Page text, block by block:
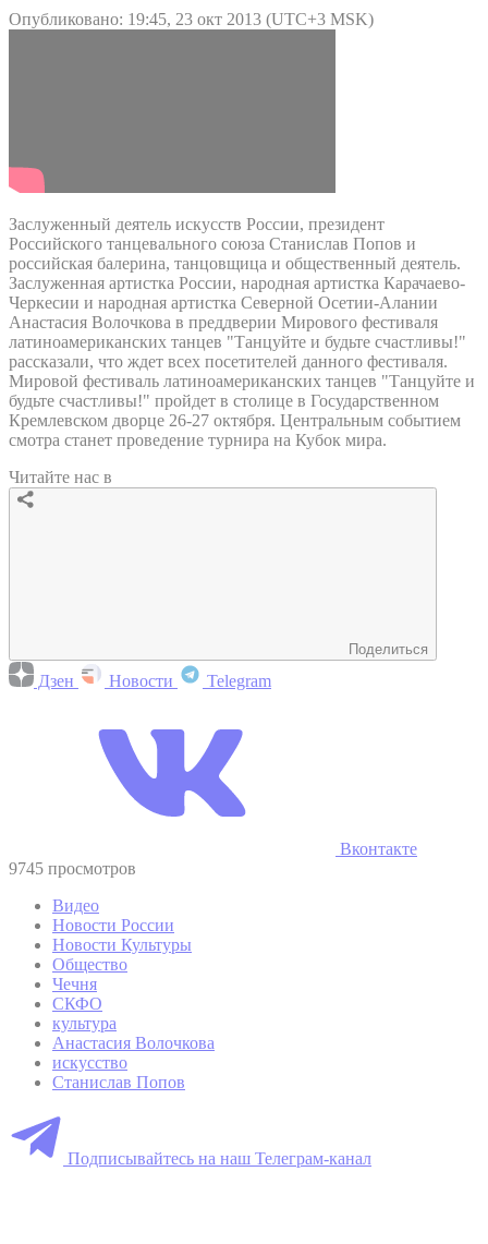
Опубликовано: 19:45, 23 окт 2013 (UTC+3 MSK)
Заслуженный деятель искусств России, президент
Российского танцевального союза Станислав Попов и
российская балерина, танцовщица и общественный деятель.
Заслуженная артистка России, народная артистка Карачаево-
Черкесии и народная артистка Северной Осетии-Алании
Анастасия Волочкова в преддверии Мирового фестиваля
латиноамериканских танцев "Танцуйте и будьте счастливы!"
рассказали, что ждет всех посетителей данного фестиваля.
Мировой фестиваль латиноамериканских танцев "Танцуйте и
будьте счастливы!" пройдет в столице в Государственном
Кремлевском дворце 26-27 октября. Центральным событием
смотра станет проведение турнира на Кубок мира.
Читайте нас в
Поделиться
Дзен Новости Telegram
Вконтакте
9745 просмотров
Видео
Новости России
Новости Культуры
Общество
Чечня
СКФО
культура
Анастасия Волочкова
искусство
Станислав Попов
Подписывайтесь на наш Телеграм-канал